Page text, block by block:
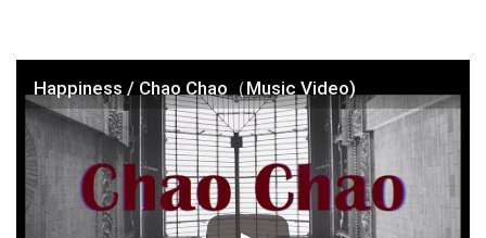
Happiness / Chao Chao（Music Video)